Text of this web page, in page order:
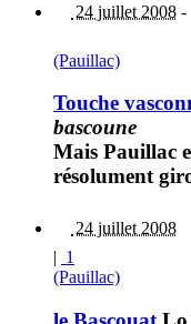
24 juillet 2008 -
(Pauillac)
Touche
bascoune
Mais Pauillac
résolument
24 juillet 2008
| 1
(Pauillac)